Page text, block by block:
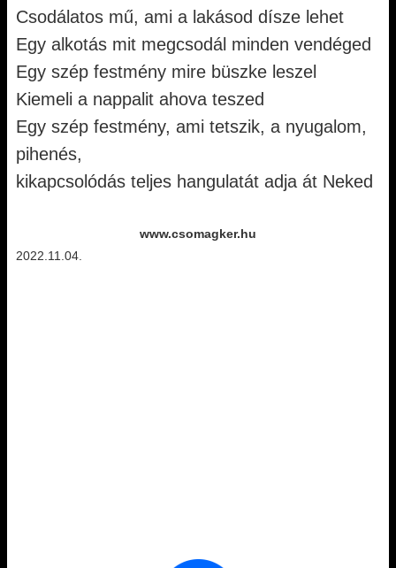
Csodálatos mű, ami a lakásod dísze lehet
Egy alkotás mit megcsodál minden vendéged
Egy szép festmény mire büszke leszel
Kiemeli a nappalit ahova teszed
Egy szép festmény, ami tetszik, a nyugalom,
pihenés,
kikapcsolódás teljes hangulatát adja át Neked
www.csomagker.hu
2022.11.04.